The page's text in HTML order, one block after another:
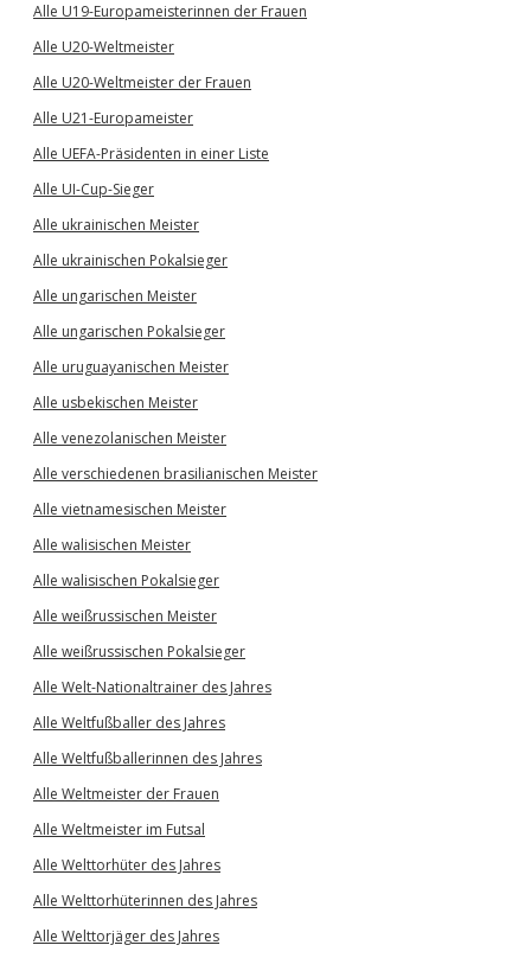
Alle U19-Europameisterinnen der Frauen
Alle U20-Weltmeister
Alle U20-Weltmeister der Frauen
Alle U21-Europameister
Alle UEFA-Präsidenten in einer Liste
Alle UI-Cup-Sieger
Alle ukrainischen Meister
Alle ukrainischen Pokalsieger
Alle ungarischen Meister
Alle ungarischen Pokalsieger
Alle uruguayanischen Meister
Alle usbekischen Meister
Alle venezolanischen Meister
Alle verschiedenen brasilianischen Meister
Alle vietnamesischen Meister
Alle walisischen Meister
Alle walisischen Pokalsieger
Alle weißrussischen Meister
Alle weißrussischen Pokalsieger
Alle Welt-Nationaltrainer des Jahres
Alle Weltfußballer des Jahres
Alle Weltfußballerinnen des Jahres
Alle Weltmeister der Frauen
Alle Weltmeister im Futsal
Alle Welttorhüter des Jahres
Alle Welttorhüterinnen des Jahres
Alle Welttorjäger des Jahres